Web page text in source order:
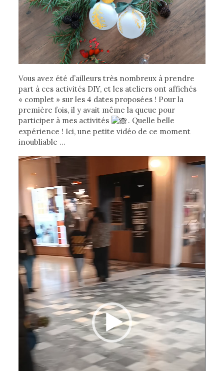
Vous avez été d’ailleurs très nombreux à prendre
part à ces activités DIY, et les ateliers ont affichés
« complet » sur les 4 dates proposées ! Pour la
première fois, il y avait même la queue pour
participer à mes activités
. Quelle belle
expérience ! Ici, une petite vidéo de ce moment
inoubliable …
Lecteur
vidéo